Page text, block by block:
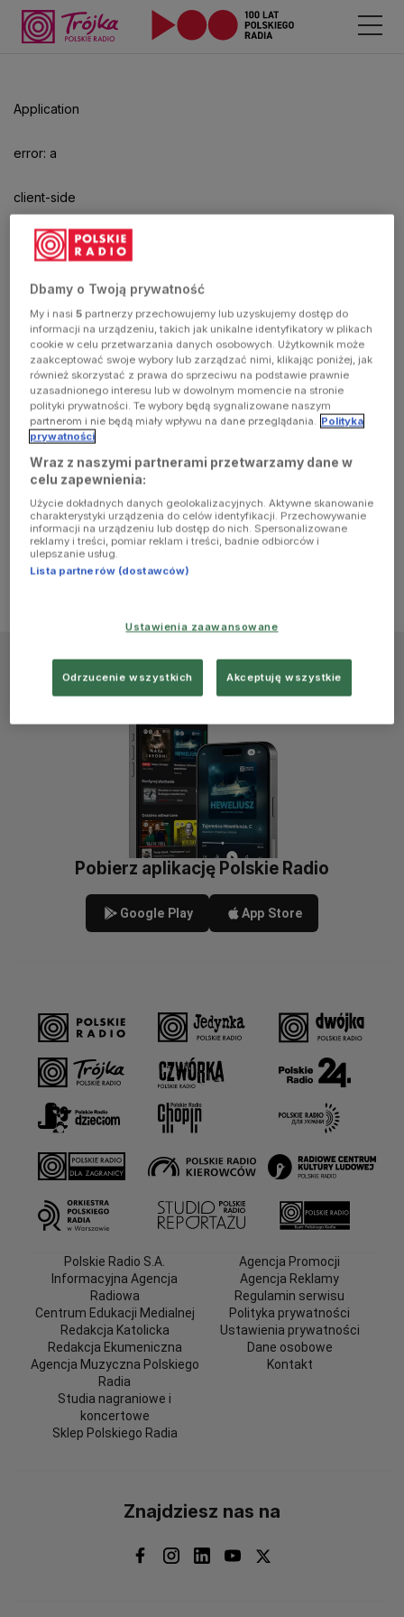
Application
error: a
client-side
exception
has
occurred
(see the
browser
console for
more
information)
Pobierz aplikację Polskie Radio
Google Play App Store
Polskie Radio S.A.
Informacyjna Agencja
Radiowa
Centrum Edukacji Medialnej
Redakcja Katolicka
Redakcja Ekumeniczna
Agencja Muzyczna Polskiego
Radia
Studia nagraniowe i
koncertowe
Sklep Polskiego Radia
Agencja Promocji
Agencja Reklamy
Regulamin serwisu
Polityka prywatności
Ustawienia prywatności
Dane osobowe
Kontakt
Znajdziesz nas na
Dbamy o Twoją prywatność
My i nasi5 partnerzy przechowujemy lub uzyskujemy dostęp do
informacji na urządzeniu, takich jak unikalne identyfikatory w plikach
cookie w celu przetwarzania danych osobowych. Użytkownik może
zaakceptować swoje wybory lub zarządzać nimi, klikając poniżej, jak
również skorzystać z prawa do sprzeciwu na podstawie prawnie
uzasadnionego interesu lub w dowolnym momencie na stronie
polityki prywatności. Te wybory będą sygnalizowane naszym
partnerom i nie będą miały wpływu na dane przeglądania. Polityka
prywatności
Wraz z naszymi partnerami przetwarzamy dane w
celu zapewnienia:
Użycie dokładnych danych geolokalizacyjnych. Aktywne skanowanie
charakterystyki urządzenia do celów identyfikacji. Przechowywanie
informacji na urządzeniu lub dostęp do nich. Spersonalizowane
reklamy i treści, pomiar reklam i treści, badnie odbiorców i
ulepszanie usług.
Lista partnerów (dostawców)
Ustawienia zaawansowane
Odrzucenie wszystkich Akceptuję wszystkie